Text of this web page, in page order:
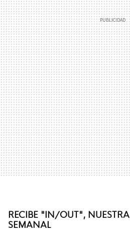
RECIBE "IN/OUT",
SEMANAL